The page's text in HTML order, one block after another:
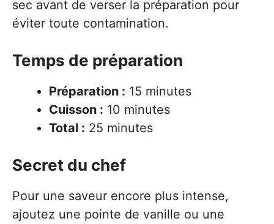
sec avant de verser la préparation pour
éviter toute contamination.
Temps de préparation
Préparation : 15 minutes
Cuisson : 10 minutes
Total : 25 minutes
Secret du chef
Pour une saveur encore plus intense,
ajoutez une pointe de vanille ou une